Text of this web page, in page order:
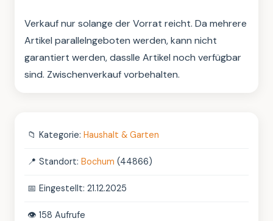
Verkauf nur solange der Vorrat reicht. Da mehrere
Artikel parallelngeboten werden, kann nicht
garantiert werden, dasslle Artikel noch verfügbar
sind. Zwischenverkauf vorbehalten.
📁 Kategorie: Haushalt & Garten
📍 Standort: Bochum (44866)
📅 Eingestellt: 21.12.2025
👁️ 158 Aufrufe